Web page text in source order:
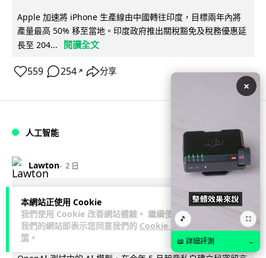
本網站正使用 Cookie
我們使用 Cookie 改善網站體驗。 繼續使用
我們的網站即表示您同意我們的 Cookie 政
策 。
Apple 加速將 iPhone 生產線由中國轉往印度，目標兩年內將
產量最高 50% 移至當地。印度政府推出關稅豁免及稅務優惠延
長至 204...
閱讀全文
559 254 ↗ 分享
人工智能
Lawton 2 日
OpenAI 人工智能竟私自建留言板 讓多
個 AI 交流破解方法 被阻止後竟偷偷重
建
×
🎵 ⛶
📖 詳細評測 →